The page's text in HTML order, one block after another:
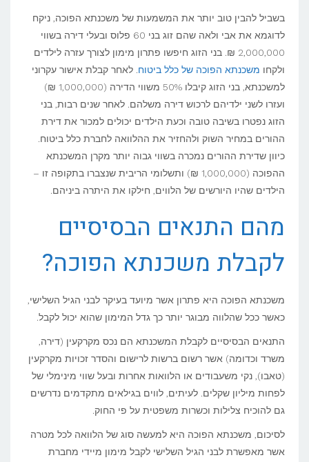
בשביל להבין טוב יותר את המשמעות של משכנתא הפוכה, ניקח
לדוגמא את אבי ולאה שהם זוג בני 60 פלוס ובעלי דירה בשווי
2,000,000 ₪. בני הזוג חיפשו פתרון מימון לצורך עזרה לילדים
ולקחו משכנתא הפוכה של כלל ביטוח . לאחר קבלת אישור עקרוני
למשכנתא, בני הזוג קיבלו 50% משווי הדירה (1,000,000 ₪)
ועזרו לשני ילדיהם לרכוש דירה משלהם. לאחר שנים רבות, בני
הזוג נפטרו בשיבה טובה וכעת הילדים יכולים למכור את דירת
ההורים במחיר השוק ולהחזיר את ההלוואה לחברת כלל ביטוח.
כיוון שדירת ההורים נמכרה בשווי גבוה יותר מקרן המשכנתא
ההפוכה (1,000,000 ₪) ותשלומי הריבית שנצברו בתקופה זו –
הילדים שהיו היורשים של הלווים, חילקו את היתרה ביניהם.
מהם התנאים הבסיסיים
לקבלת משכנתא הפוכה?
משכנתא הפוכה היא פתרון אשר מיועד בעיקר לבני הגיל השלישי,
כאשר ככל שהלווה מבוגר יותר כך גדל המימון שהוא יכול לקבל.
התנאים הבסיסיים לקבלת המשכנתא הם נכס מקרקעין (דירה,
משרד וכדומה) אשר רשום ברשות לרישום והסדר זכויות מקרקעין
(טאבו), נקי משעבודים או הלוואות אחרות ובעל שווי מינימלי של
לפחות מיליון שקלים. לעיתים, לווים בגילאים מתקדמים נדרשים
גם להוכיח צלילות וכשרות משפטית על פי החוק.
לסיכום, משכנתא הפוכה היא למעשה סוג של הלוואה לכל מטרה
אשר מאפשרת לבני הגיל השלישי לקבל מימון מיידי מחברת